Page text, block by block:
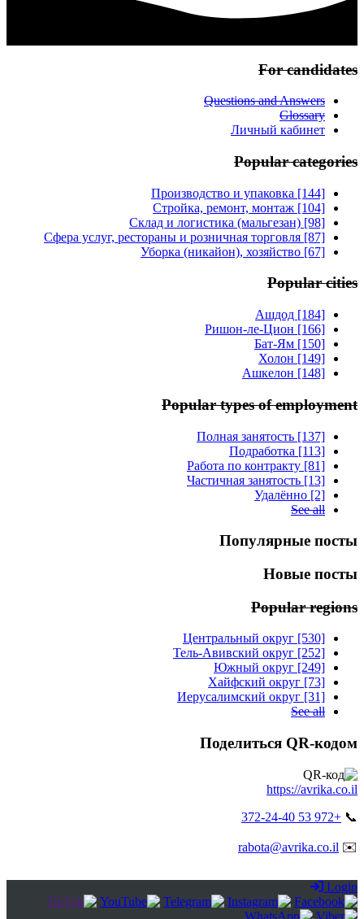
For candidates
Questions and Answers
Glossary
Личный кабинет
Popular categories
Производство и упаковка [144]
Стройка, ремонт, монтаж [104]
Склад и логистика (мальгезан) [98]
Сфера услуг, рестораны и розничная торговля [87]
Уборка (никайон), хозяйство [67]
Popular cities
Ашдод [184]
Ришон-ле-Цион [166]
Бат-Ям [150]
Холон [149]
Ашкелон [148]
Popular types of employment
Полная занятость [137]
Подработка [113]
Работа по контракту [81]
Частичная занятость [13]
Удалённо [2]
See all
Популярные посты
Новые посты
Popular regions
Центральный округ [530]
Тель-Авивский округ [252]
Южный округ [249]
Хайфский округ [73]
Иерусалимский округ [31]
See all
Поделиться QR-кодом
https://avrika.co.il
📞
+972 53 372-24-40
✉️
rabota@avrika.co.il
Login